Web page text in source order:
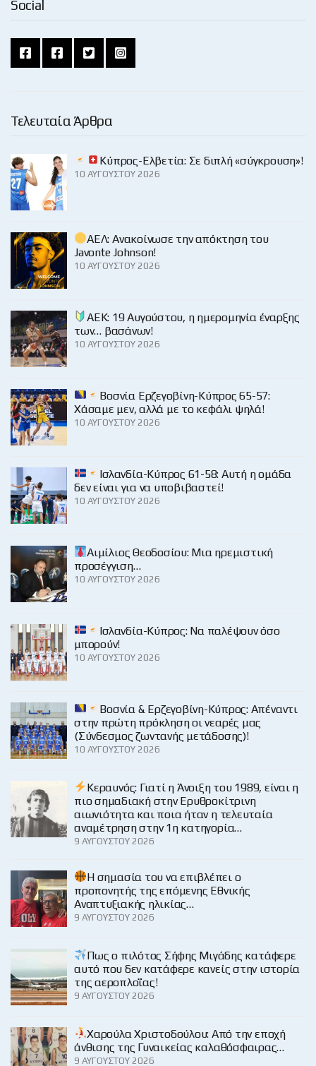
Social
Τελευταία Άρθρα
Κύπρος-Ελβετία: Σε διπλή «σύγκρουση»!
10 ΑΥΓΟΎΣΤΟΥ 2026
ΑΕΛ: Ανακοίνωσε την απόκτηση του
Javonte Johnson!
10 ΑΥΓΟΎΣΤΟΥ 2026
ΑΕΚ: 19 Αυγούστου, η ημερομηνία έναρξης
των… βασάνων!
10 ΑΥΓΟΎΣΤΟΥ 2026
Βοσνία Ερζεγοβίνη-Κύπρος 65-57:
Χάσαμε μεν, αλλά με το κεφάλι ψηλά!
10 ΑΥΓΟΎΣΤΟΥ 2026
Ισλανδία-Κύπρος 61-58: Αυτή η ομάδα
δεν είναι για να υποβιβαστεί!
10 ΑΥΓΟΎΣΤΟΥ 2026
Αιμίλιος Θεοδοσίου: Μια ηρεμιστική
προσέγγιση…
10 ΑΥΓΟΎΣΤΟΥ 2026
Ισλανδία-Κύπρος: Να παλέψουν όσο
μπορούν!
10 ΑΥΓΟΎΣΤΟΥ 2026
Βοσνία & Ερζεγοβίνη-Κύπρος: Απέναντι
στην πρώτη πρόκληση οι νεαρές μας
(Σύνδεσμος ζωντανής μετάδοσης)!
10 ΑΥΓΟΎΣΤΟΥ 2026
Κεραυνός: Γιατί η Άνοιξη του 1989, είναι η
πιο σημαδιακή στην Ερυθροκίτρινη
αιωνιότητα και ποια ήταν η τελευταία
αναμέτρηση στην 1η κατηγορία…
9 ΑΥΓΟΎΣΤΟΥ 2026
H σημασία του να επιβλέπει ο
προπονητής της επόμενης Εθνικής
Αναπτυξιακής ηλικίας…
9 ΑΥΓΟΎΣΤΟΥ 2026
Πως ο πιλότος Σήφης Μιγάδης κατάφερε
αυτό που δεν κατάφερε κανείς στην ιστορία
της αεροπλοΐας!
9 ΑΥΓΟΎΣΤΟΥ 2026
Χαρούλα Χριστοδούλου: Από την εποχή
άνθισης της Γυναικείας καλαθόσφαιρας…
9 ΑΥΓΟΎΣΤΟΥ 2026